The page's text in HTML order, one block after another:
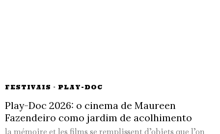
FESTIVAIS · PLAY-DOC
Play-Doc 2026: o cinema de Maureen
Fazendeiro como jardim de acolhimento
la mémoire et les films se remplissent d’objets que l’on